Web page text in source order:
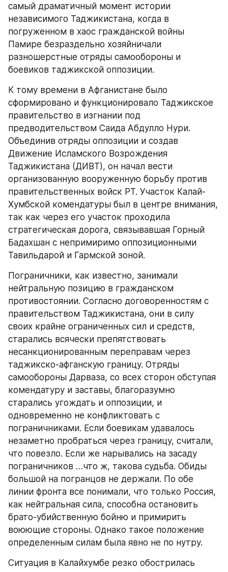
самый драматичный момент истории
независимого Таджикистана, когда в
погруженном в хаос гражданской войны
Памире безраздельно хозяйничали
разношерстные отряды самообороны и
боевиков таджикской оппозиции.
К тому времени в Афганистане было
сформировано и функционировало Таджикское
правительство в изгнании под
предводительством Саида Абдулло Нури.
Объединив отряды оппозиции и создав
Движение Исламского Возрождения
Таджикистана (ДИВТ), он начал вести
организованную вооруженную борьбу против
правительственных войск РТ. Участок Калай-
Хумбской комендатуры был в центре внимания,
так как через его участок проходила
стратегическая дорога, связывавшая Горный
Бадахшан с непримиримо оппозиционными
Тавильдарой и Гармской зоной.
Пограничники, как известно, занимали
нейтральную позицию в гражданском
противостоянии. Согласно договоренностям с
правительством Таджикистана, они в силу
своих крайне ограниченных сил и средств,
старались всячески препятствовать
несанкционированным переправам через
таджикско-афганскую границу. Отряды
самообороны Дарваза, со всех сторон обступая
комендатуру и заставы, благоразумно
старались угождать и оппозиции, и
одновременно не конфликтовать с
пограничниками. Если боевикам удавалось
незаметно пробраться через границу, считали,
что повезло. Если же нарывались на засаду
пограничников …что ж, такова судьба. Обиды
большой на погранцов не держали. По обе
линии фронта все понимали, что только Россия,
как нейтральная сила, способна остановить
брато-убийственную бойню и примирить
воюющие стороны. Однако такое положение
определенным силам была явно не по нутру.
Ситуация в Калайхумбе резко обострилась